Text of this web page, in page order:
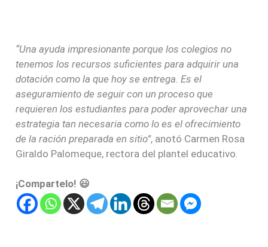
“Una ayuda impresionante porque los colegios no
tenemos los recursos suficientes para adquirir una
dotación como la que hoy se entrega. Es el
aseguramiento de seguir con un proceso que
requieren los estudiantes para poder aprovechar una
estrategia tan necesaria como lo es el ofrecimiento
de la ración preparada en sitio”, anotó Carmen Rosa
Giraldo Palomeque, rectora del plantel educativo.
¡Compartelo! 😃